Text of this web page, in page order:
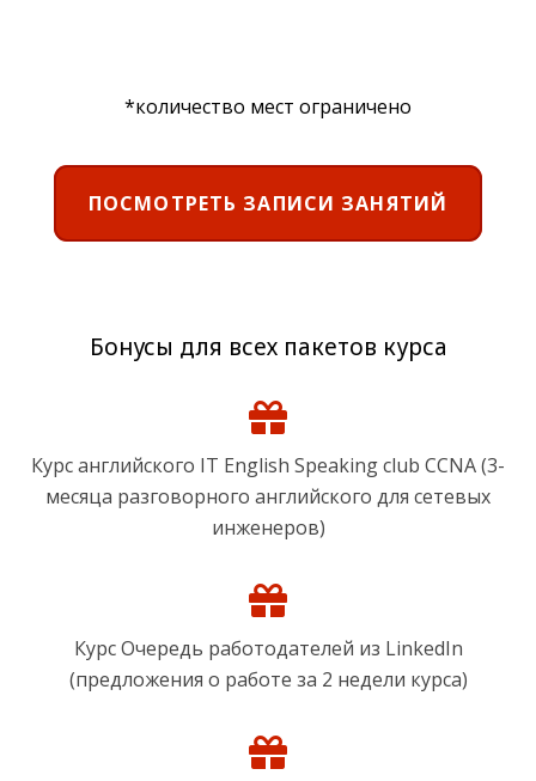
*количество мест ограничено
ПОСМОТРЕТЬ ЗАПИСИ ЗАНЯТИЙ
Бонусы для всех пакетов курса
Курс английского IT English Speaking club CCNA (3-
месяца разговорного английского для сетевых
инженеров)
Курс Очередь работодателей из LinkedIn
(предложения о работе за 2 недели курса)